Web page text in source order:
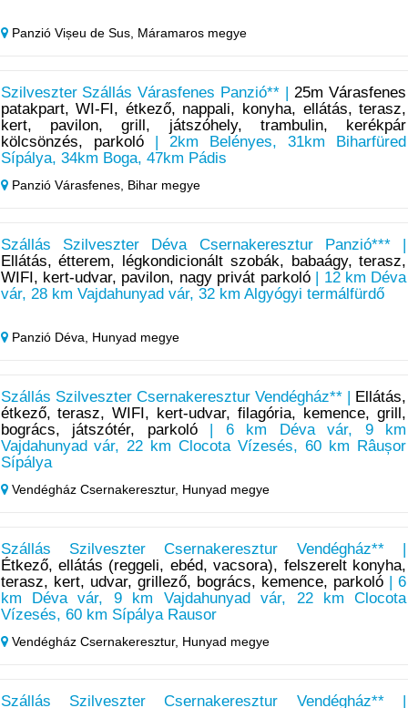
Panzió Vișeu de Sus, Máramaros megye
Szilveszter Szállás Várasfenes Panzió** |25m Várasfenes
patakpart, WI-FI, étkező, nappali, konyha, ellátás, terasz,
kert, pavilon, grill, játszóhely, trambulin, kerékpár
kölcsönzés, parkoló| 2km Belényes, 31km Biharfüred
Sípálya, 34km Boga, 47km Pádis
Panzió Várasfenes, Bihar megye
Szállás Szilveszter Déva Csernakeresztur Panzió*** |
Ellátás, étterem, légkondicionált szobák, babaágy, terasz,
WIFI, kert-udvar, pavilon, nagy privát parkoló| 12 km Déva
vár, 28 km Vajdahunyad vár, 32 km Algyógyi termálfürdő
Panzió Déva, Hunyad megye
Szállás Szilveszter Csernakeresztur Vendégház** |
Ellátás,
étkező, terasz, WIFI, kert-udvar, filagória, kemence, grill,
bogrács, játszótér, parkoló| 6 km Déva vár, 9 km
Vajdahunyad vár, 22 km Clocota Vízesés, 60 km Râușor
Sípálya
Vendégház Csernakeresztur, Hunyad megye
Szállás Szilveszter Csernakeresztur Vendégház** |
Étkező, ellátás (reggeli, ebéd, vacsora), felszerelt konyha,
terasz, kert, udvar, grillező, bogrács, kemence, parkoló | 6
km Déva vár, 9 km Vajdahunyad vár, 22 km Clocota
Vízesés, 60 km Sípálya Rausor
Vendégház Csernakeresztur, Hunyad megye
Szállás Szilveszter Csernakeresztur Vendégház** |